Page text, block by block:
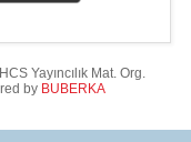
Yayıncılık Mat. Org.
by BUBERKA